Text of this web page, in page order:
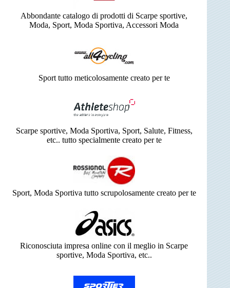
Abbondante catalogo di prodotti di Scarpe sportive,
Moda, Sport, Moda Sportiva, Accessori Moda
Sport tutto meticolosamente creato per te
Scarpe sportive, Moda Sportiva, Sport, Salute, Fitness,
etc.. tutto specialmente creato per te
Sport, Moda Sportiva tutto scrupolosamente creato per te
Riconosciuta impresa online con il meglio in Scarpe
sportive, Moda Sportiva, etc..